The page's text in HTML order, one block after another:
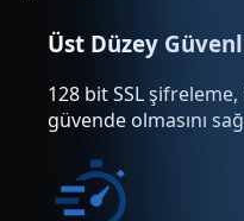
Üst Düzey
128 bit SSL
güvende olmasını